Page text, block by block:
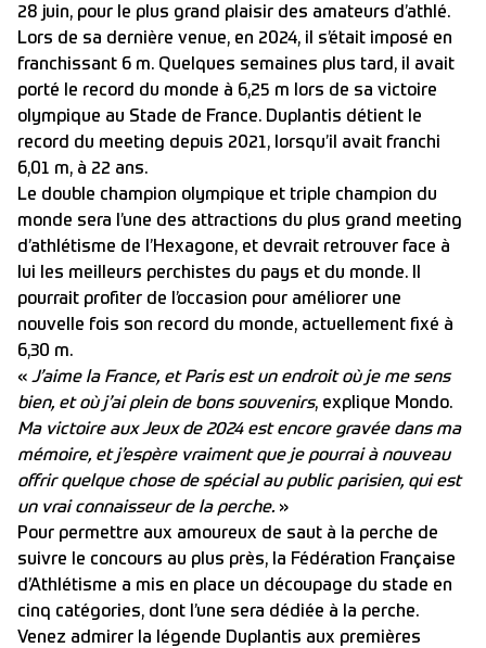
28 juin, pour le plus grand plaisir des amateurs d’athlé.
Lors de sa dernière venue, en 2024, il s’était imposé en
franchissant 6 m. Quelques semaines plus tard, il avait
porté le record du monde à 6,25 m lors de sa victoire
olympique au Stade de France. Duplantis détient le
record du meeting depuis 2021, lorsqu’il avait franchi
6,01 m, à 22 ans.
Le double champion olympique et triple champion du
monde sera l’une des attractions du plus grand meeting
d’athlétisme de l’Hexagone, et devrait retrouver face à
lui les meilleurs perchistes du pays et du monde. Il
pourrait profiter de l’occasion pour améliorer une
nouvelle fois son record du monde, actuellement fixé à
6,30 m.
« J’aime la France, et Paris est un endroit où je me sens
bien, et où j’ai plein de bons souvenirs, explique Mondo.
Ma victoire aux Jeux de 2024 est encore gravée dans ma
mémoire, et j’espère vraiment que je pourrai à nouveau
offrir quelque chose de spécial au public parisien, qui est
un vrai connaisseur de la perche. »
Pour permettre aux amoureux de saut à la perche de
suivre le concours au plus près, la Fédération Française
d’Athlétisme a mis en place un découpage du stade en
cinq catégories, dont l’une sera dédiée à la perche.
Venez admirer la légende Duplantis aux premières